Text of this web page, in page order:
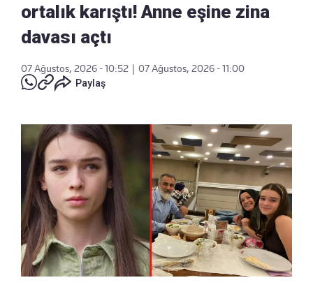
ortalık karıştı! Anne eşine zina
davası açtı
07 Ağustos, 2026 - 10:52
07 Ağustos, 2026 - 11:00
Paylaş